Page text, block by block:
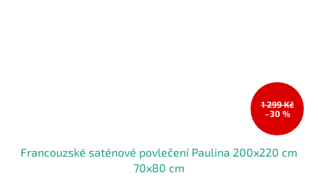
1 299 Kč
–30 %
Francouzské saténové povlečení Paulina 200x220 cm
70x80 cm